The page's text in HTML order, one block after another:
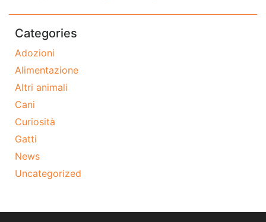
Categories
Adozioni
Alimentazione
Altri animali
Cani
Curiosità
Gatti
News
Uncategorized